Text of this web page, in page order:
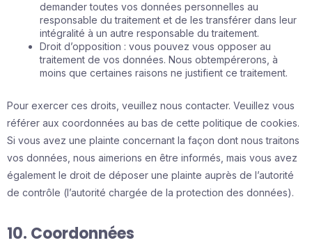
demander toutes vos données personnelles au
responsable du traitement et de les transférer dans leur
intégralité à un autre responsable du traitement.
Droit d’opposition : vous pouvez vous opposer au
traitement de vos données. Nous obtempérerons, à
moins que certaines raisons ne justifient ce traitement.
Pour exercer ces droits, veuillez nous contacter. Veuillez vous
référer aux coordonnées au bas de cette politique de cookies.
Si vous avez une plainte concernant la façon dont nous traitons
vos données, nous aimerions en être informés, mais vous avez
également le droit de déposer une plainte auprès de l’autorité
de contrôle (l’autorité chargée de la protection des données).
10. Coordonnées